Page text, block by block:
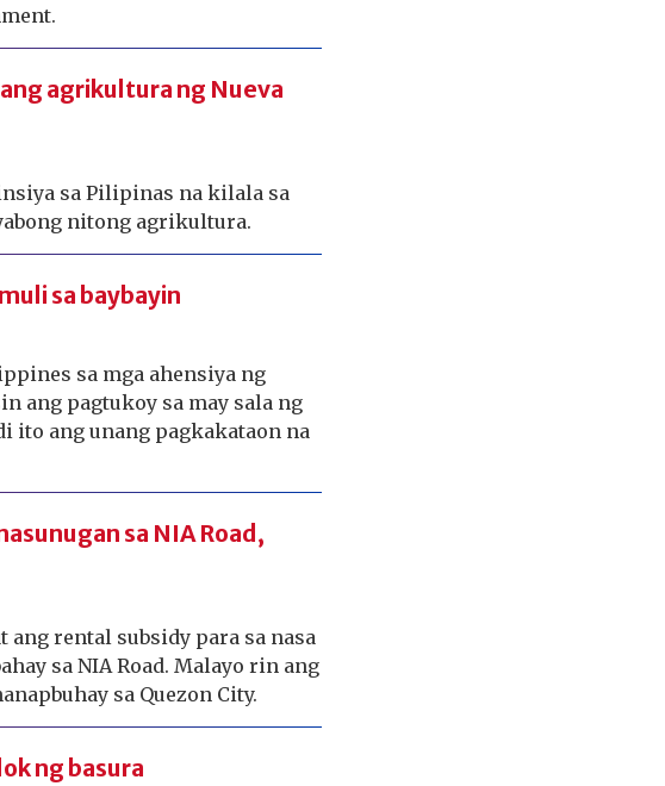
agrikultura ng Nueva
sa Pilipinas na kilala sa
nitong agrikultura.
sa baybayin
sa mga ahensiya ng
ang pagtukoy sa may sala ng
ito ang unang pagkakataon na
sa NIA Road,
rental subsidy para sa nasa
sa NIA Road. Malayo rin ang
sa Quezon City.
ng basura